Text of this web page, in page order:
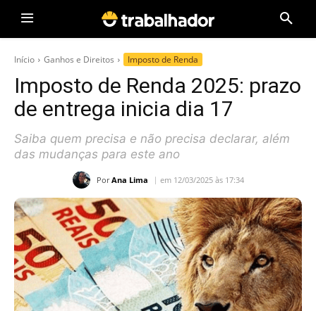
Início Ganhos e Direitos Imposto de Renda
Imposto de Renda 2025: prazo
de entrega inicia dia 17
Saiba quem precisa e não precisa declarar, além
das mudanças para este ano
Por Ana Lima em 12/03/2025 às 17:34